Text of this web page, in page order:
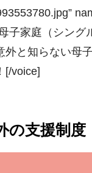
子家庭（シング
外と知らない母
[/voice]
の支援制度